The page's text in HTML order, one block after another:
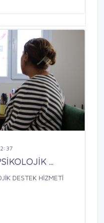
...
DESTEK HİZMETİ